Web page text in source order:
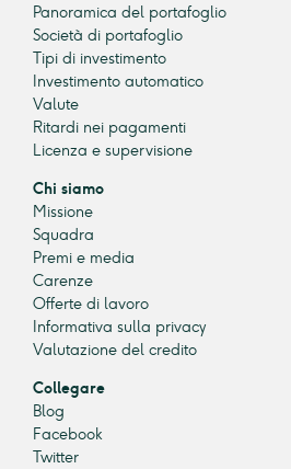
Panoramica del portafoglio
Società di portafoglio
Tipi di investimento
Investimento automatico
Valute
Ritardi nei pagamenti
Licenza e supervisione
Chi siamo
Missione
Squadra
Premi e media
Carenze
Offerte di lavoro
Informativa sulla privacy
Valutazione del credito
Collegare
Blog
Facebook
Twitter